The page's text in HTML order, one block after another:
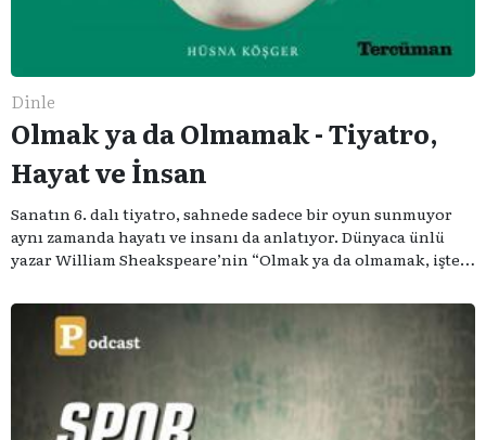
Dinle
Olmak ya da Olmamak - Tiyatro,
Hayat ve İnsan
Sanatın 6. dalı tiyatro, sahnede sadece bir oyun sunmuyor
aynı zamanda hayatı ve insanı da anlatıyor. Dünyaca ünlü
yazar William Sheakspeare’nin “Olmak ya da olmamak, işte
serimizde; tiyatroyu, alanının uzman isimleriyle
konuşuyoruz..